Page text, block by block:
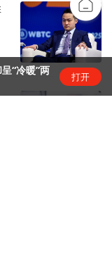
“冷暖”两
打开